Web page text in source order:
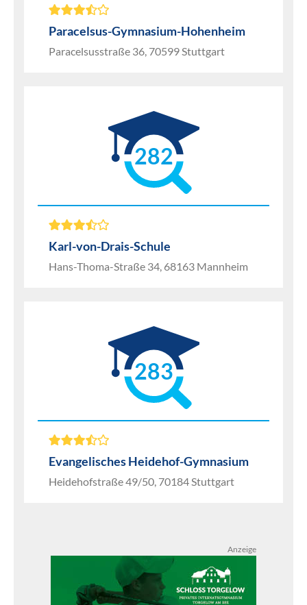
Paracelsus-Gymnasium-Hohenheim
Paracelsusstraße 36, 70599 Stuttgart
282
Karl-von-Drais-Schule
Hans-Thoma-Straße 34, 68163 Mannheim
283
Evangelisches Heidehof-Gymnasium
Heidehofstraße 49/50, 70184 Stuttgart
Anzeige